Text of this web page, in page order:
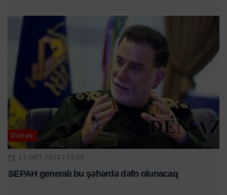
Dünya
13 OKT 2024 | 15:08
SEPAH generalı bu şəhərdə dəfn olunacaq